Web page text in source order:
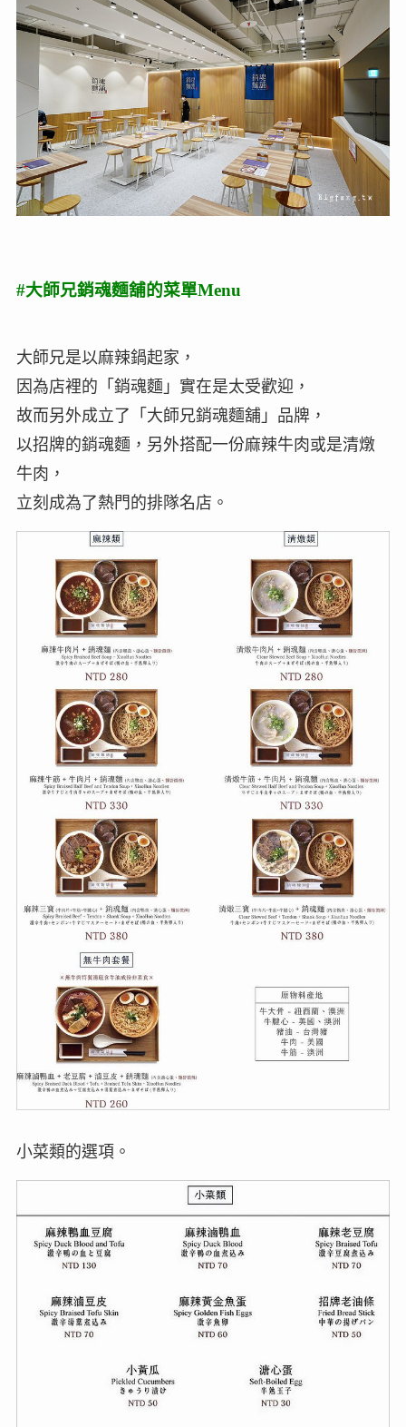
#大師兄銷魂麵舖的菜單Menu
大師兄是以麻辣鍋起家，
因為店裡的「銷魂麵」實在是太受歡迎，
故而另外成立了「大師兄銷魂麵舖」品牌，
以招牌的銷魂麵，另外搭配一份麻辣牛肉或是清燉
牛肉，
立刻成為了熱門的排隊名店。
小菜類的選項。